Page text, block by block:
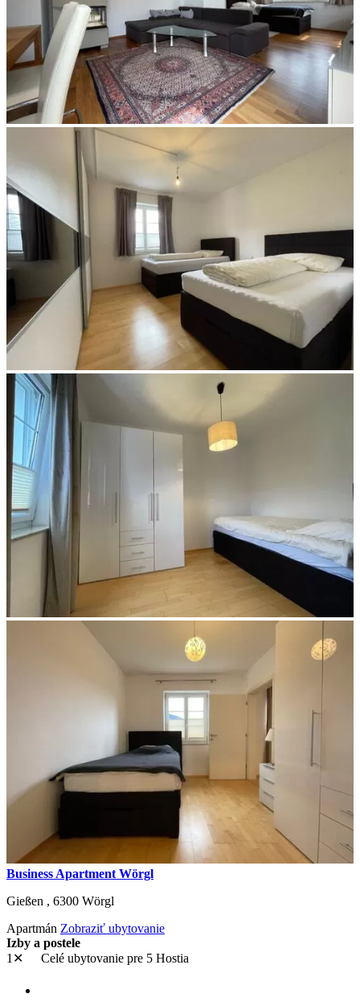
Business Apartment Wörgl
Gießen , 6300 Wörgl
Apartmán Zobraziť ubytovanie
Izby a postele
1✕
Celé ubytovanie pre 5 Hostia